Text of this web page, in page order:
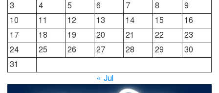
দোয়ারাবাজারে নামে-বেনামে চলছে
খাসজমি দখলের প্রতিযোগিতা : নির্লিপ্ত
প্রশাসন
নিরব
3
4 5 6 7 8
9
10
11 12 13 14 15
16
17
18 19 20 21 22
23
24
25 26 27 28 29
30
31
« Jul